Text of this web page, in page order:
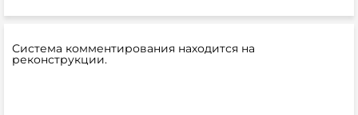
Система комментирования находится на
реконструкции.